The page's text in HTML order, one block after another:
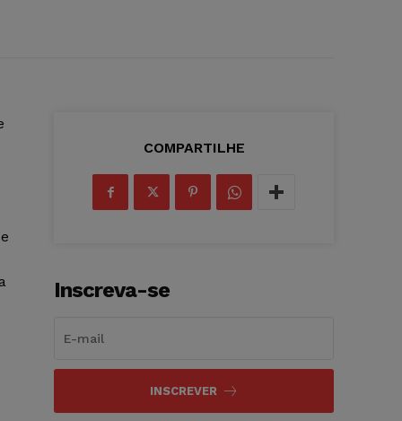
COMPARTILHE
Inscreva-se
INSCREVER